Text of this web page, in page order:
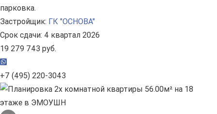
парковка.
Застройщик: ГК "ОСНОВА"
Срок сдачи: 4 квартал 2026
19 279 743 руб.
+7 (495) 220-3043